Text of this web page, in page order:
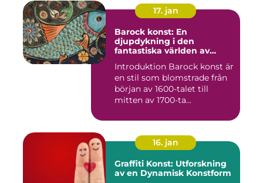
17. jan
Barock konst: En
djupdykning i den
fantastiska världen av
Introduktion Barock konst är
en stil som blomstrade från
början av 1600-talet till
mitten av 1700-ta...
16. jan
Graffiti Konst: Utforskning
av en Dynamisk Konstform